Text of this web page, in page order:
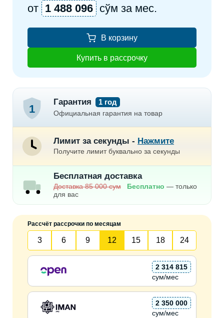
от 1 488 096 сўм за мес.
В корзину
Купить в рассрочку
1
Гарантия 1 год
Официальная гарантия на товар
Лимит за секунды - Нажмите
Получите лимит буквально за секунды
Бесплатная доставка
Доставка 85 000 сум Бесплатно — только
для вас
Рассчёт рассрочки по месяцам
3 6 9 12 15 18 24
2 314 815
сум/мес
2 350 000
сум/мес